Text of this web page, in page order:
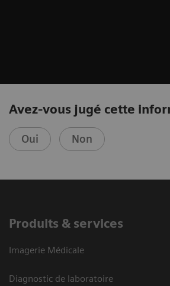
Avez-vous jugé cette
Oui Non
Produits & services
Imagerie Médicale
Diagnostic de laboratoire